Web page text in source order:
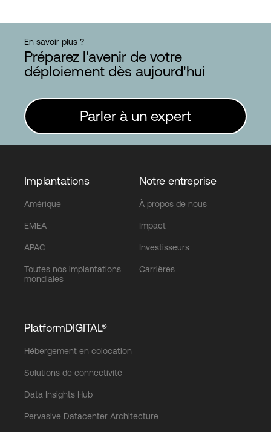
En savoir plus ?
Préparez l'avenir de votre
déploiement dès aujourd'hui
Parler à un expert
Implantations
Amérique
EMEA
APAC
Toutes nos implantations
mondiales
Notre entreprise
À propos de nous
Impact
Investisseurs
Carrières
PlatformDIGITAL®
Hébergement en colocation
Solutions de connectivité
Data Insights Hub
Pervasive Datacenter Architecture